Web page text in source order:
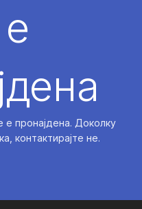
е пронајдена. Доколку
контактирајте не.